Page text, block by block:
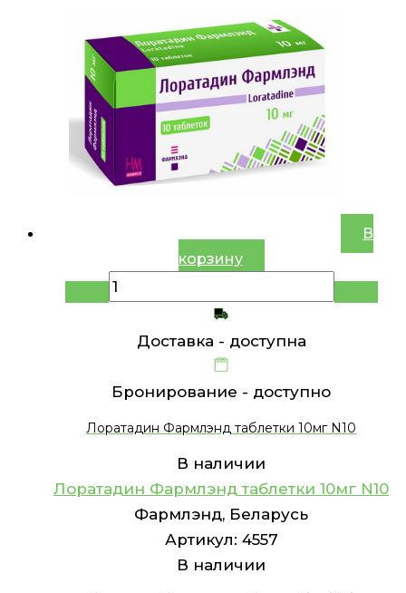
В
корзину
Доставка - доступна
Бронирование - доступно
Лоратадин Фармлэнд таблетки 10мг N10
В наличии
Лоратадин Фармлэнд таблетки 10мг N10
Фармлэнд, Беларусь
Артикул: 4557
В наличии